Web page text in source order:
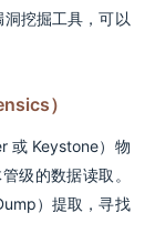
挖掘工具，可以
）
或 Keystone）物
级的数据读取。
）提取，寻找